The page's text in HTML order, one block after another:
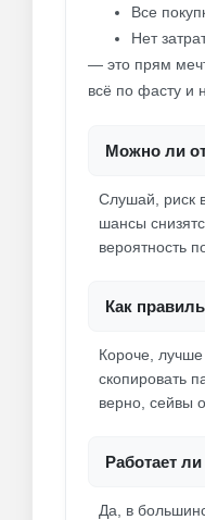
Все
Нет
— это прям
всё по фасту и
Можно ли
Слушай, риск
шансы
вероятность
Как
Короче,
скопировать
верно, сейвы
Работает
Да, в